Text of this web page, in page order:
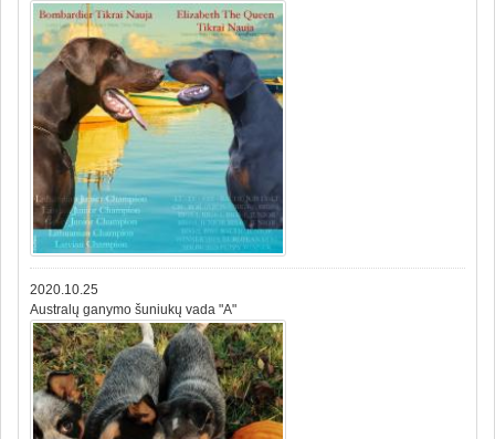
2020.10.25
Australų ganymo šuniukų vada "A"